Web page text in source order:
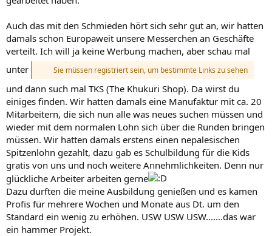
Auch das mit den Schmieden hört sich sehr gut an, wir hatten
damals schon Europaweit unsere Messerchen an Geschäfte
verteilt. Ich will ja keine Werbung machen, aber schau mal
unter
Sie müssen registriert sein, um bestimmte Links zu sehen
und dann such mal TKS (The Khukuri Shop). Da wirst du
einiges finden. Wir hatten damals eine Manufaktur mit ca. 20
Mitarbeitern, die sich nun alle was neues suchen müssen und
wieder mit dem normalen Lohn sich über die Runden bringen
müssen. Wir hatten damals erstens einen nepalesischen
Spitzenlohn gezahlt, dazu gab es Schulbildung für die Kids
gratis von uns und noch weitere Annehmlichkeiten. Denn nur
glückliche Arbeiter arbeiten gerne
Dazu durften die meine Ausbildung genießen und es kamen
Profis für mehrere Wochen und Monate aus Dt. um den
Standard ein wenig zu erhöhen. USW USW USW.......das war
ein hammer Projekt.